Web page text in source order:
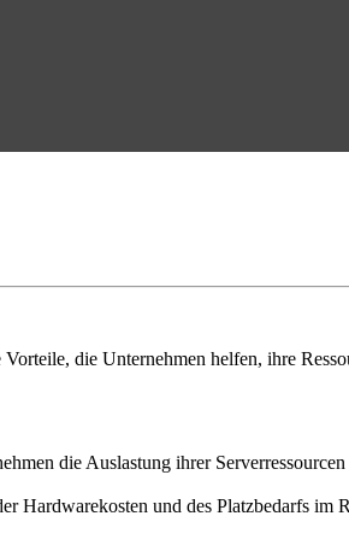
die Unternehmen helfen, ihre
die Auslastung ihrer
Hardwarekosten und des Platzbedarfs im